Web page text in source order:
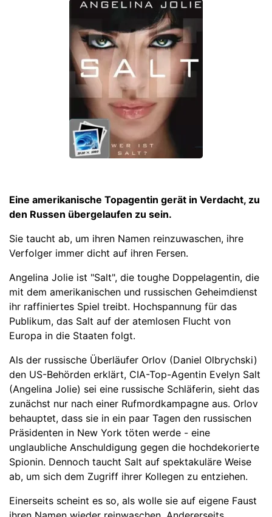
Eine amerikanische Topagentin gerät in Verdacht, zu
den Russen übergelaufen zu sein.
Sie taucht ab, um ihren Namen reinzuwaschen, ihre
Verfolger immer dicht auf ihren Fersen.
Angelina Jolie ist "Salt", die toughe Doppelagentin, die
mit dem amerikanischen und russischen Geheimdienst
ihr raffiniertes Spiel treibt. Hochspannung für das
Publikum, das Salt auf der atemlosen Flucht von
Europa in die Staaten folgt.
Als der russische Überläufer Orlov (Daniel Olbrychski)
den US-Behörden erklärt, CIA-Top-Agentin Evelyn Salt
(Angelina Jolie) sei eine russische Schläferin, sieht das
zunächst nur nach einer Rufmordkampagne aus. Orlov
behauptet, dass sie in ein paar Tagen den russischen
Präsidenten in New York töten werde - eine
unglaubliche Anschuldigung gegen die hochdekorierte
Spionin. Dennoch taucht Salt auf spektakuläre Weise
ab, um sich dem Zugriff ihrer Kollegen zu entziehen.
Einerseits scheint es so, als wolle sie auf eigene Faust